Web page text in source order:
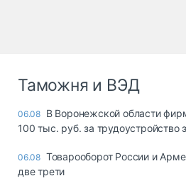
Таможня и ВЭД
06.08 В Воронежской области
100 тыс. руб. за
06.08 Товарооборот России и
две трети